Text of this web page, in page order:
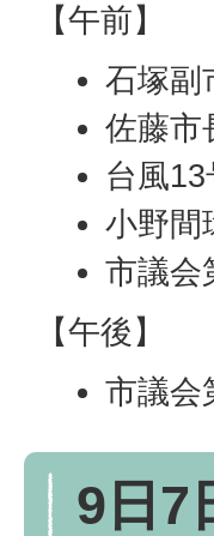
【午前】
石塚副
佐藤市
台風
小野間
市議会
【午後】
市議会
9日7